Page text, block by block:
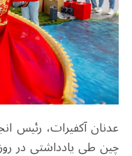
عدنان آکفیرات، رئیس
چین طی یادداشتی در